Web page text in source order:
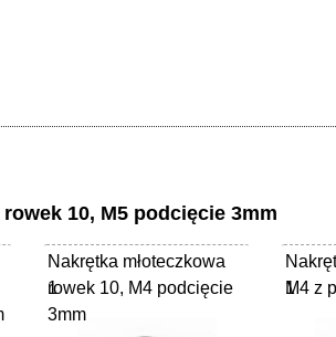
10, M5 podcięcie 3mm
Nakrętka młoteczkowa
rowek 10, M4 podcięcie
3mm
1
M4 z
1